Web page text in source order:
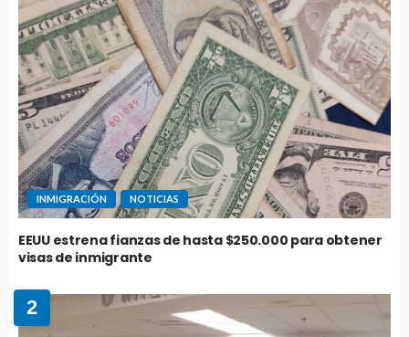
INMIGRACIÓN NOTICIAS
EEUU estrena fianzas de hasta $250.000 para obtener
visas de inmigrante
2